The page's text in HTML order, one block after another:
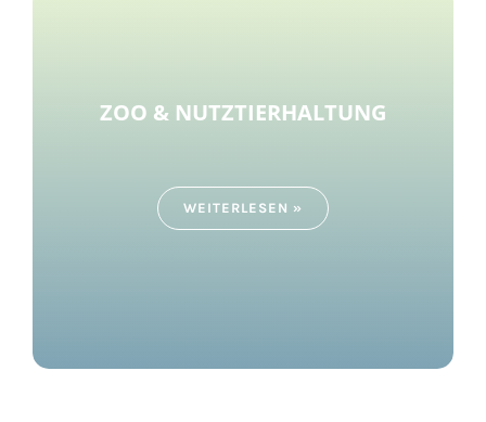
ZOO & NUTZTIERHALTUNG
WEITERLESEN »